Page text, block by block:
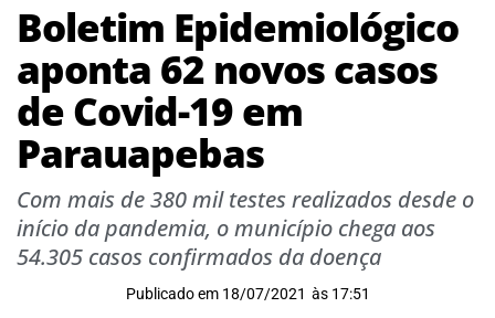
Boletim Epidemiológico
aponta 62 novos casos
de Covid-19 em
Parauapebas
Com mais de 380 mil testes realizados desde o
início da pandemia, o município chega aos
54.305 casos confirmados da doença
Publicado em 18/07/2021 às 17:51